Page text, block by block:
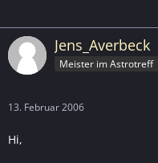
Jens_Averbeck
Meister im Astrotreff
13. Februar 2006
Hi,